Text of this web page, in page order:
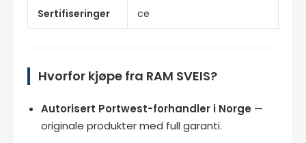
Sertifiseringer ce
Hvorfor kjøpe fra RAM SVEIS?
Autorisert Portwest-forhandler i Norge —
originale produkter med full garanti.